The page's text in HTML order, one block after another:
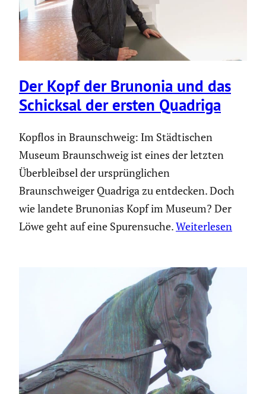
Der Kopf der Brunonia und das
Schicksal der ersten Quadriga
Kopflos in Braunschweig: Im Städtischen
Museum Braunschweig ist eines der letzten
Überbleibsel der ursprünglichen
Braunschweiger Quadriga zu entdecken. Doch
wie landete Brunonias Kopf im Museum? Der
Löwe geht auf eine Spurensuche.Weiterlesen